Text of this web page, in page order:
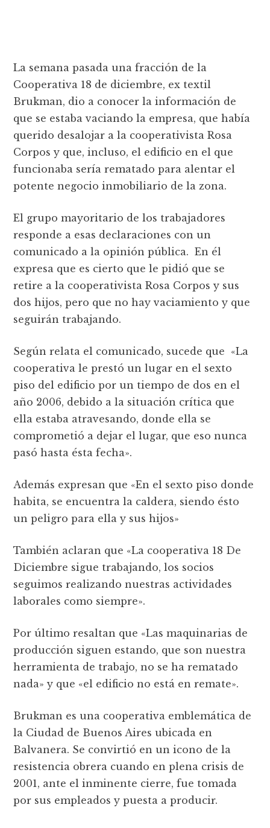
La semana pasada una fracción de la
Cooperativa 18 de diciembre, ex textil
Brukman, dio a conocer la información de
que se estaba vaciando la empresa, que había
querido desalojar a la cooperativista Rosa
Corpos y que, incluso, el edificio en el que
funcionaba sería rematado para alentar el
potente negocio inmobiliario de la zona.
El grupo mayoritario de los trabajadores
responde a esas declaraciones con un
comunicado a la opinión pública. En él
expresa que es cierto que le pidió que se
retire a la cooperativista Rosa Corpos y sus
dos hijos, pero que no hay vaciamiento y que
seguirán trabajando.
Según relata el comunicado, sucede que «La
cooperativa le prestó un lugar en el sexto
piso del edificio por un tiempo de dos en el
año 2006, debido a la situación crítica que
ella estaba atravesando, donde ella se
comprometió a dejar el lugar, que eso nunca
pasó hasta ésta fecha».
Además expresan que «En el sexto piso donde
habita, se encuentra la caldera, siendo ésto
un peligro para ella y sus hijos»
También aclaran que «La cooperativa 18 De
Diciembre sigue trabajando, los socios
seguimos realizando nuestras actividades
laborales como siempre».
Por último resaltan que «Las maquinarias de
producción siguen estando, que son nuestra
herramienta de trabajo, no se ha rematado
nada» y que «el edificio no está en remate».
Brukman es una cooperativa emblemática de
la Ciudad de Buenos Aires ubicada en
Balvanera. Se convirtió en un icono de la
resistencia obrera cuando en plena crisis de
2001, ante el inminente cierre, fue tomada
por sus empleados y puesta a producir.